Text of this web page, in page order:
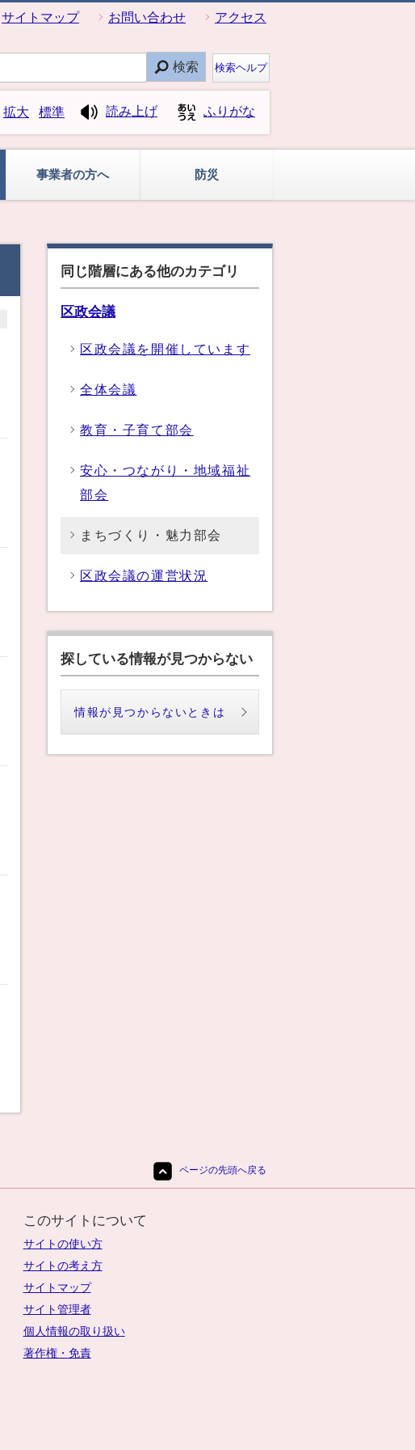
サイトマップ お問い合わせ アクセス
検索 検索ヘルプ
拡大 標準 読み上げ ふりがな
事業者の方へ 防災
同じ階層にある他のカテゴリ
区政会議
区政会議を開催しています
全体会議
教育・子育て部会
安心・つながり・地域福祉
部会
まちづくり・魅力部会
区政会議の運営状況
探している情報が見つからない
情報が見つからないときは
ページの先頭へ戻る
このサイトについて
サイトの使い方
サイトの考え方
サイトマップ
サイト管理者
個人情報の取り扱い
著作権・免責